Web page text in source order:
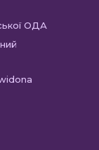
ОДА